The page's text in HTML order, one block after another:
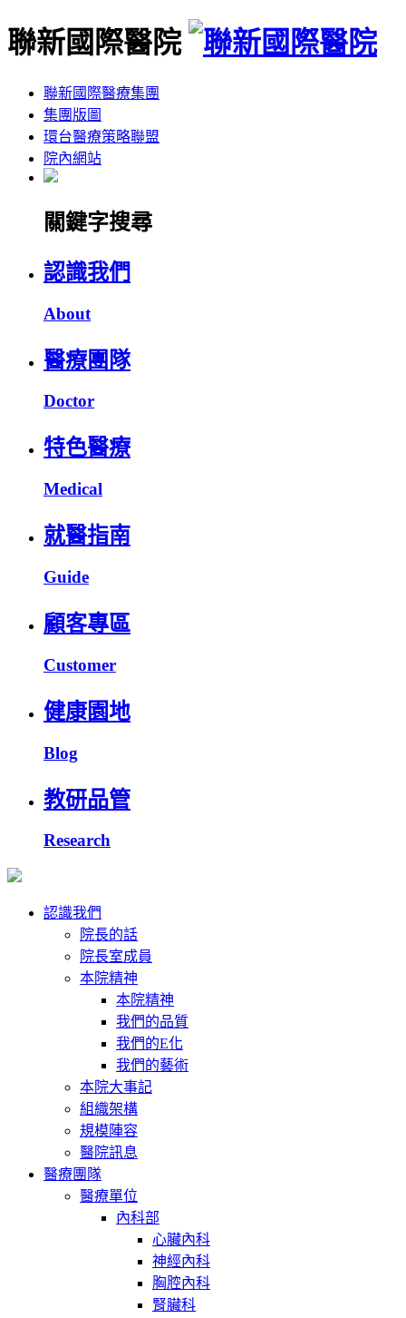
聯新國際醫院
聯新國際醫療集團
集團版圖
環台醫療策略聯盟
院內網站
關鍵字搜尋
認識我們
About
醫療團隊
Doctor
特色醫療
Medical
就醫指南
Guide
顧客專區
Customer
健康園地
Blog
教研品管
Research
認識我們
院長的話
院長室成員
本院精神
本院精神
我們的品質
我們的E化
我們的藝術
本院大事記
組織架構
規模陣容
醫院訊息
醫療團隊
醫療單位
內科部
心臟內科
神經內科
胸腔內科
腎臟科